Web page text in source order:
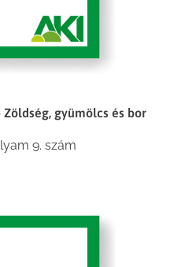
gyümölcs és bor
9. szám